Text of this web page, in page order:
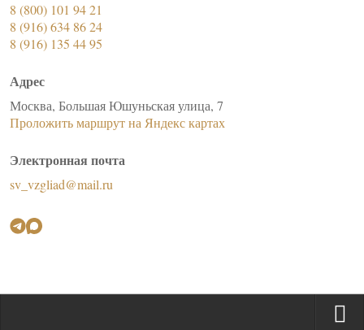
8 (800) 101 94 21
8 (916) 634 86 24
8 (916) 135 44 95
Адрес
Москва, Большая Юшуньская улица, 7
Проложить маршрут на Яндекс картах
Электронная почта
sv_vzgliad@mail.ru